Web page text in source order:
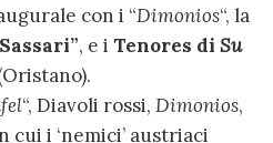
con i “Dimonios“, la
, e i Tenores di Su
“, Diavoli rossi, Dimonios,
cui i ‘nemici’ austriaci